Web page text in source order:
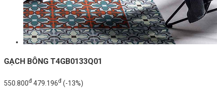
GẠCH BÔNG T4GB0133Q01
550.800đ 479.196đ (-13%)